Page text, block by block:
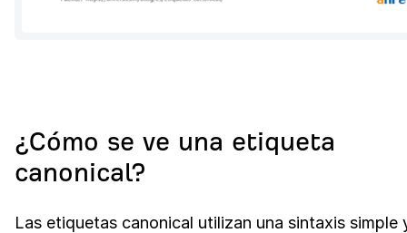
¿Cómo se ve una etiqueta
canonical?
Las etiquetas canonical utilizan una sintaxis simple